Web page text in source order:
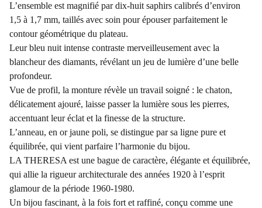
L’ensemble est magnifié par dix-huit saphirs calibrés d’environ
1,5 à 1,7 mm, taillés avec soin pour épouser parfaitement le
contour géométrique du plateau.
Leur bleu nuit intense contraste merveilleusement avec la
blancheur des diamants, révélant un jeu de lumière d’une belle
profondeur.
Vue de profil, la monture révèle un travail soigné : le chaton,
délicatement ajouré, laisse passer la lumière sous les pierres,
accentuant leur éclat et la finesse de la structure.
L’anneau, en or jaune poli, se distingue par sa ligne pure et
équilibrée, qui vient parfaire l’harmonie du bijou.
LA THERESA est une bague de caractère, élégante et équilibrée,
qui allie la rigueur architecturale des années 1920 à l’esprit
glamour de la période 1960-1980.
Un bijou fascinant, à la fois fort et raffiné, conçu comme une